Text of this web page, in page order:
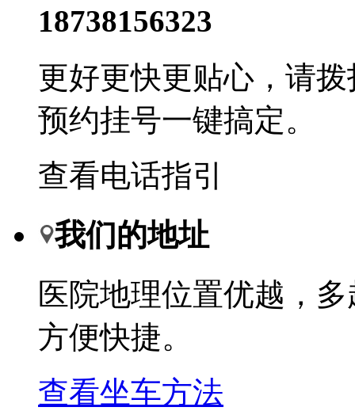
18738156323
更好更快更贴心，请
预约挂号一键搞定。
查看电话指引
我们的地址
医院地理位置优越，
方便快捷。
查看坐车方法